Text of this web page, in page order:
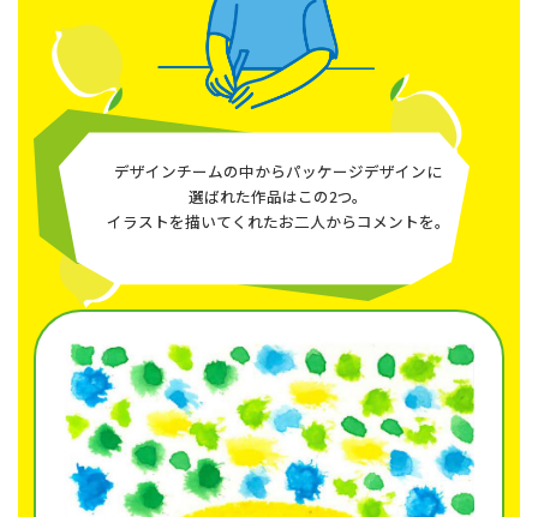
デザインチームの中からパッケージデザインに
選ばれた作品はこの2つ。
イラストを描いてくれたお二人からコメントを。